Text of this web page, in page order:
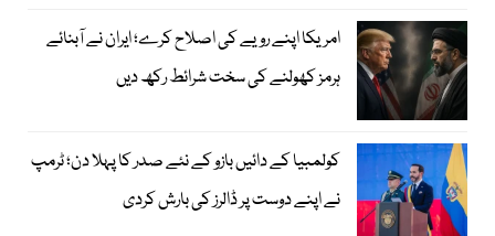
امریکا اپنے رویے کی اصلاح کرے؛ ایران نے آبنائے
ہرمز کھولنے کی سخت شرائط رکھ دیں
کولمبیا کے دائیں بازو کے نئے صدر کا پہلا دن؛ ٹرمپ
نے اپنے دوست پر ڈالرز کی بارش کردی